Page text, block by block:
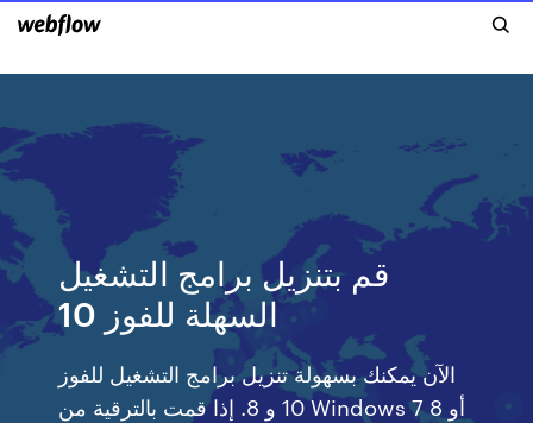
قم بتنزيل برامج التشغيل
السهلة للفوز 10
الآن يمكنك بسهولة تنزيل برامج التشغيل للفوز
10 و 8. إذا قمت بالترقية من Windows 7 أو 8